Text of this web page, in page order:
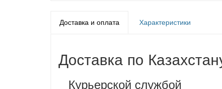
Доставка и оплата Характеристики
Доставка по
Курьерской службой